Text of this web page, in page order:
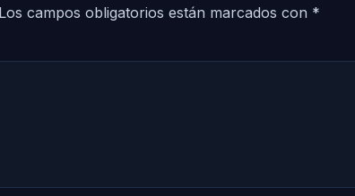
Los campos obligatorios están marcados con *